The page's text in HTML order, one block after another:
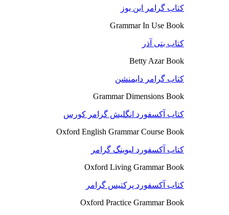
کتاب گرامر این یوز
Grammar In Use Book
کتاب بتی آذر
Betty Azar Book
کتاب گرامر دایمنشن
Grammar Dimensions Book
کتاب آکسفورد انگلیش گرامر کورس
Oxford English Grammar Course Book
کتاب آکسفورد لیوینگ گرامر
Oxford Living Grammar Book
کتاب آکسفورد پرکتیس گرامر
Oxford Practice Grammar Book